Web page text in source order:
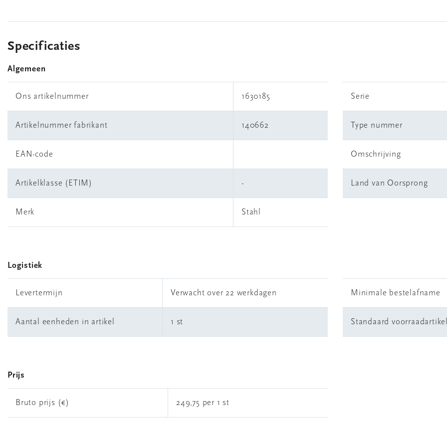
Specificaties
Algemeen
Ons artikelnummer 1630185
Artikelnummer fabrikant 140662
EAN-code
Artikelklasse (ETIM) -
Merk Stahl
Serie
Type nummer
Omschrijving
Land van Oorsprong
Logistiek
Levertermijn Verwacht over 22 werkdagen
Aantal eenheden in artikel 1 st
Minimale bestelafname
Standaard voorraadartikel
Prijs
Bruto prijs (€) 249,75 per 1 st